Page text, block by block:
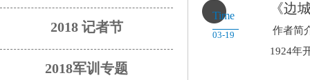
2018 记者节
2018军训专题
Time
03-19
《边
作者简
1924年